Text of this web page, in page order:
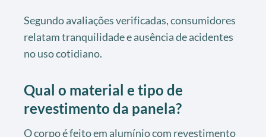
Segundo avaliações verificadas, consumidores
relatam tranquilidade e ausência de acidentes
no uso cotidiano.
Qual o material e tipo de
revestimento da panela?
O corpo é feito em alumínio com revestimento